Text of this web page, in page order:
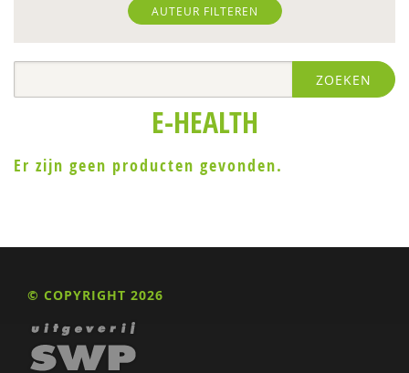
AUTEUR FILTEREN
ZOEKEN
E-HEALTH
Er zijn geen producten gevonden.
© COPYRIGHT 2026